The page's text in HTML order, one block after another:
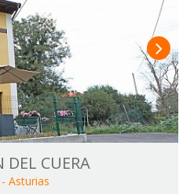
DEL CUERA
- Asturias